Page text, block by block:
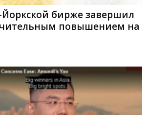
бирже завершил
повышением на